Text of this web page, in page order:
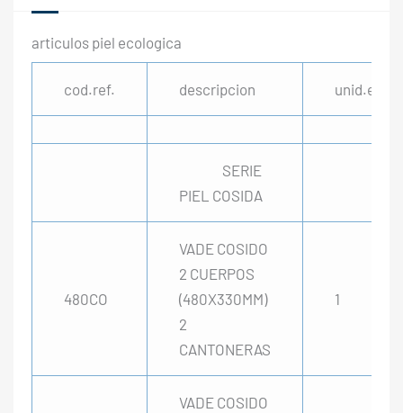
articulos piel ecologica
cod.ref. descripcion unid.env
SERIE
PIEL COSIDA
480CO
VADE COSIDO
2 CUERPOS
(480X330MM)
2
CANTONERAS
1
VADE COSIDO